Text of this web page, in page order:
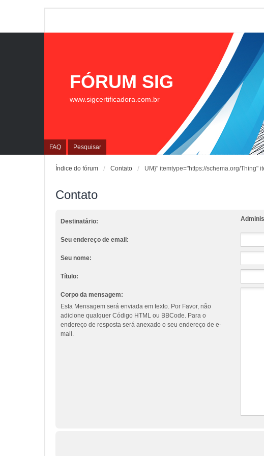
FAQ Pesquisar
FÓRUM SIG
www.sigcertificadora.com.br
Índice do fórum Contato UM}" itemtype="https://schema.org/Thing"
Contato
Destinatário:
Seu endereço de email:
Seu nome:
Título:
Corpo da mensagem:
Esta Mensagem será enviada em texto. Por Favor, não
adicione qualquer Código HTML ou BBCode. Para o
endereço de resposta será anexado o seu endereço de e-
mail.